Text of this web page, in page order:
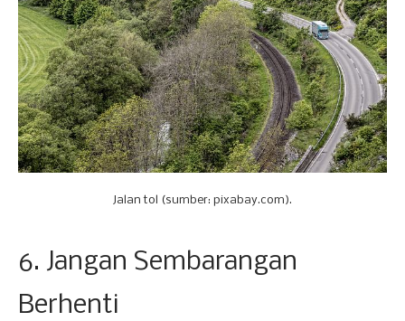
Jalan tol (sumber: pixabay.com).
6. Jangan Sembarangan
Berhenti